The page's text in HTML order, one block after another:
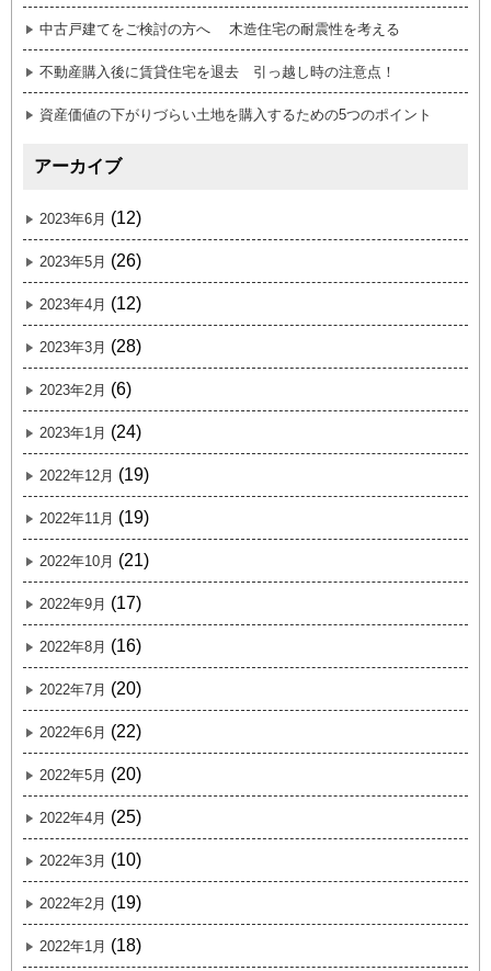
中古戸建てをご検討の方へ 木造住宅の耐震性を考える
不動産購入後に賃貸住宅を退去 引っ越し時の注意点！
資産価値の下がりづらい土地を購入するための5つのポイント
アーカイブ
2023年6月 (12)
2023年5月 (26)
2023年4月 (12)
2023年3月 (28)
2023年2月 (6)
2023年1月 (24)
2022年12月 (19)
2022年11月 (19)
2022年10月 (21)
2022年9月 (17)
2022年8月 (16)
2022年7月 (20)
2022年6月 (22)
2022年5月 (20)
2022年4月 (25)
2022年3月 (10)
2022年2月 (19)
2022年1月 (18)